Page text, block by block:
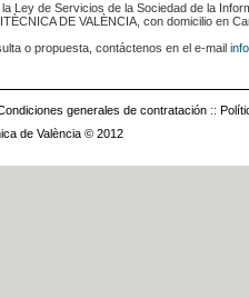
la Ley de Servicios de la Sociedad de la
DE VALÈNCIA, con domicilio en
o propuesta, contáctenos en el e-mail
generales de contratación ::
de València © 2012